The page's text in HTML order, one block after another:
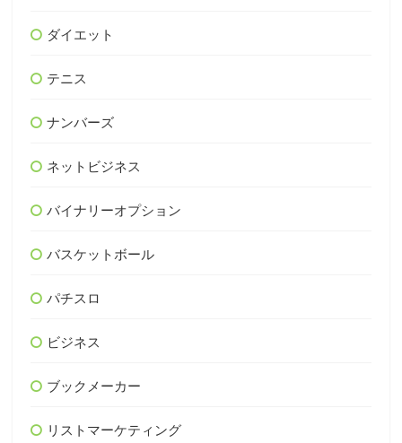
ダイエット
テニス
ナンバーズ
ネットビジネス
バイナリーオプション
バスケットボール
パチスロ
ビジネス
ブックメーカー
リストマーケティング